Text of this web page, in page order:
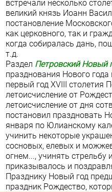
встречали несколько
великий князь Иоанн
постановление
как церковного, так и
когда собиралась дань,
т.д.
Раздел Петровский Новый
празднования Нового года
первый год XVIII столетия
летоисчисление от
летоисчисление от дня
постановил праздновать
января по Юлианскому
учинить некоторые
сосновых, елевых и
огнем..., учинять стрельбу
приказывалось и
Празднику Новый год
праздник Рождество,